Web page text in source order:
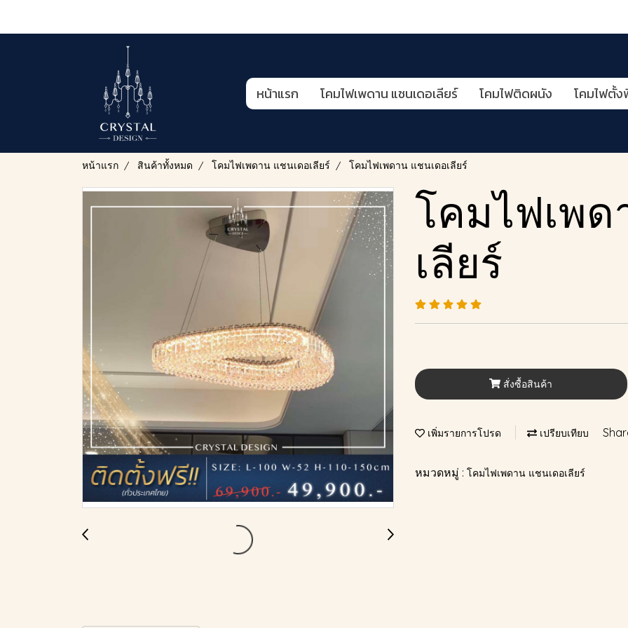
หน้าแรก โคมไฟเพดาน แชนเดอเลียร์ โคมไฟติดผนัง โคมไฟตั้
หน้าแรก สินค้าทั้งหมด โคมไฟเพดาน แชนเดอเลียร์ โคมไฟเพดาน แชนเดอเลียร์
โคมไฟเพ
เลียร์
สั่งซื้อสินค้า
เพิ่มรายการโปรด เปรียบเทียบ
หมวดหมู่ : โคมไฟเพดาน แชนเดอเลียร์